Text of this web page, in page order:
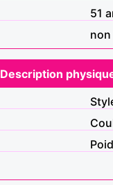
51
non
Description